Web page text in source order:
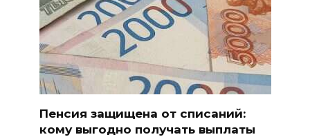
Пенсия защищена от списаний:
кому выгодно получать выплаты